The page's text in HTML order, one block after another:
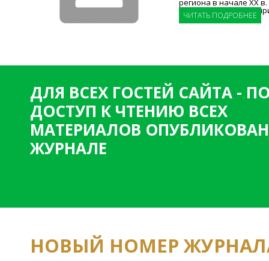
считалось одним из
ЧИТАТЬ ПОДРОБНЕЕ
ДЛЯ ВСЕХ ГОСТЕЙ САЙТА -
ДОСТУП К ЧТЕНИЮ ВСЕХ
МАТЕРИАЛОВ
ЖУРНАЛЕ
НОВЫЙ НОМЕР